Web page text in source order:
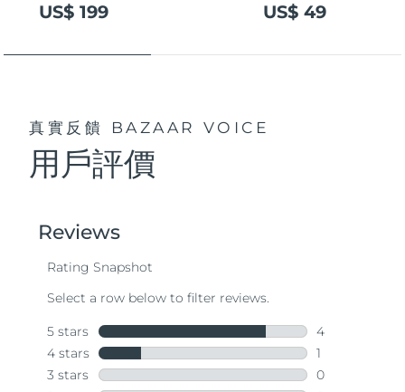
US$ 199 US$ 49
真實反饋 BAZAAR VOICE
用戶評價